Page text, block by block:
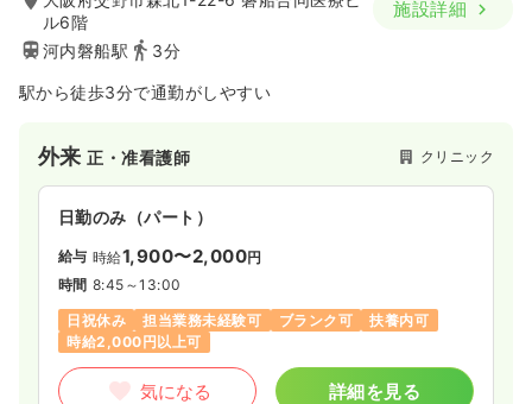
ル6階
河内磐船駅
3分
施設詳細
駅から徒歩3分で通勤がしやすい
外来正・准看護師 クリニック
日勤のみ（パート）
給与 時給1,900〜2,000円
時間 8:45～13:00
日祝休み
担当業務未経験可 ブランク可
扶養内可
時給2,000円以上可
気になる 詳細を見る